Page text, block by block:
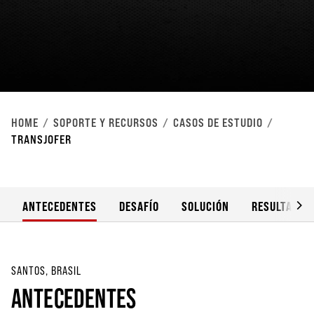
HOME SOPORTE Y RECURSOS
CASOS DE ESTUDIO
TRANSJOFER
ANTECEDENTES DESAFÍO SOLUCIÓN RESULTADO
SANTOS, BRASIL
ANTECEDENTES